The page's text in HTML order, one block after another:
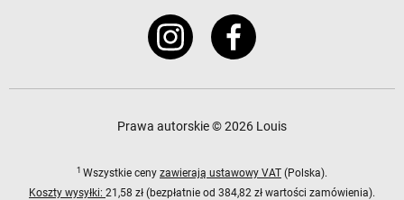
Prawa autorskie © 2026 Louis
1 Wszystkie ceny zawierają ustawowy VAT (Polska).
Koszty wysyłki: 21,58 zł (bezpłatnie od 384,82 zł wartości zamówienia).